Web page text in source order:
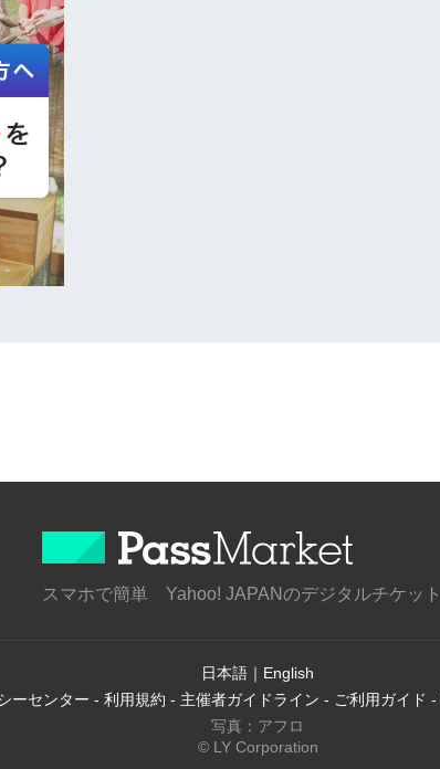
スマホで簡単 Yahoo! JAPANのデジタルチケット
日本語 ｜ English
ーセンター - 利用規約 - 主催者ガイドライン - ご利用ガイド -
写真：アフロ
© LY Corporation